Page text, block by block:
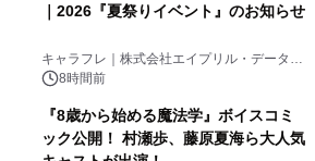
｜2026『夏祭りイベント』のお知らせ
キャラフレ｜株式会社エイプリル・データ・
デザインズ
8時間前
『8歳から始める魔法学』ボイスコミ
ック公開！ 村瀬歩、藤原夏海ら大人気